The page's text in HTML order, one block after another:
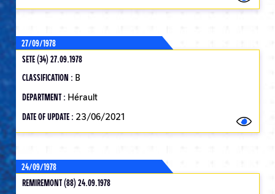
27/09/1978
SETE (34) 27.09.1978
CLASSIFICATION : B
DEPARTMENT : Hérault
DATE OF UPDATE : 23/06/2021
24/09/1978
REMIREMONT (88) 24.09.1978